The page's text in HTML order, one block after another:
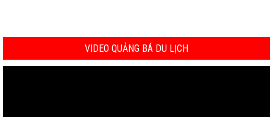
VIDEO QUẢNG BÁ DU LỊCH